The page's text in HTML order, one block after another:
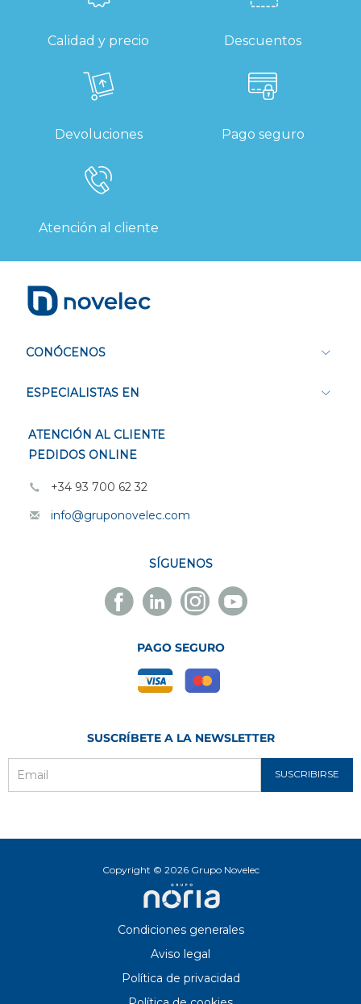
Calidad y precio Descuentos
Devoluciones Pago seguro
Atención al cliente
CONÓCENOS
ESPECIALISTAS EN
ATENCIÓN AL CLIENTE
PEDIDOS ONLINE
+34 93 700 62 32
info@gruponovelec.com
SÍGUENOS
Facebook
Novelec
Linkedin
Novelec
Instagram
Novelec
Youtube
Novelec
PAGO SEGURO
SUSCRÍBETE A LA NEWSLETTER
SUSCRIBIRSE
Copyright © 2026 Grupo Novelec
Condiciones generales
Aviso legal
Política de privacidad